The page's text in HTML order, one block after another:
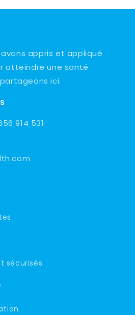
appris et appliqué
atteindre une santé
ici.
914 531
sécurisés